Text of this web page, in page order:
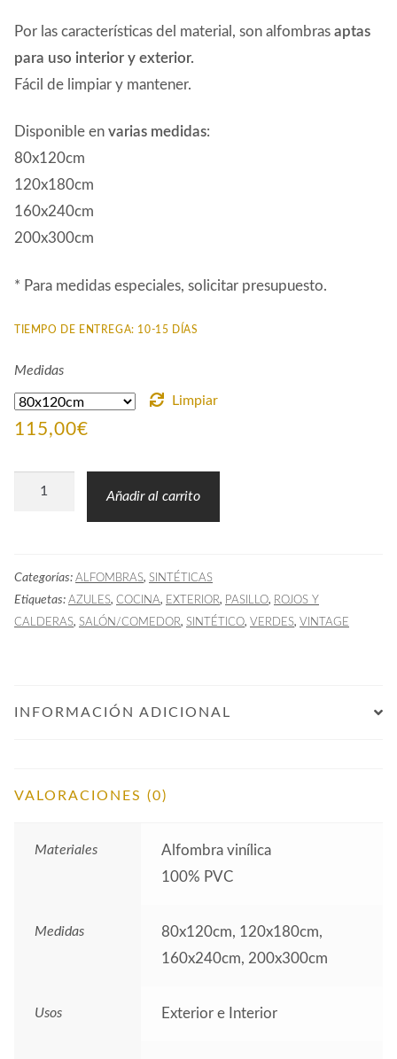
Por las características del material, son alfombras aptas
para uso interior y exterior.
Fácil de limpiar y mantener.
Disponible en varias medidas:
80x120cm
120x180cm
160x240cm
200x300cm
* Para medidas especiales, solicitar presupuesto.
TIEMPO DE ENTREGA: 10-15 DÍAS
Medidas
Limpiar
115,00€
Alfombra
y
Rojo
cantidad
Añadir al carrito
Categorías: ALFOMBRAS, SINTÉTICAS
Etiquetas: AZULES, COCINA, EXTERIOR, PASILLO, ROJOS Y
CALDERAS, SALÓN/COMEDOR, SINTÉTICO, VERDES, VINTAGE
INFORMACIÓN ADICIONAL
VALORACIONES (0)
Materiales
Alfombra vinílica
100% PVC
Medidas
80x120cm, 120x180cm,
160x240cm, 200x300cm
Usos Exterior e Interior